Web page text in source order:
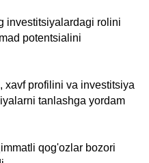
investitsiyalardagi rolini
potentsialini
xavf profilini va investitsiya
tanlashga yordam
qog'ozlar bozori